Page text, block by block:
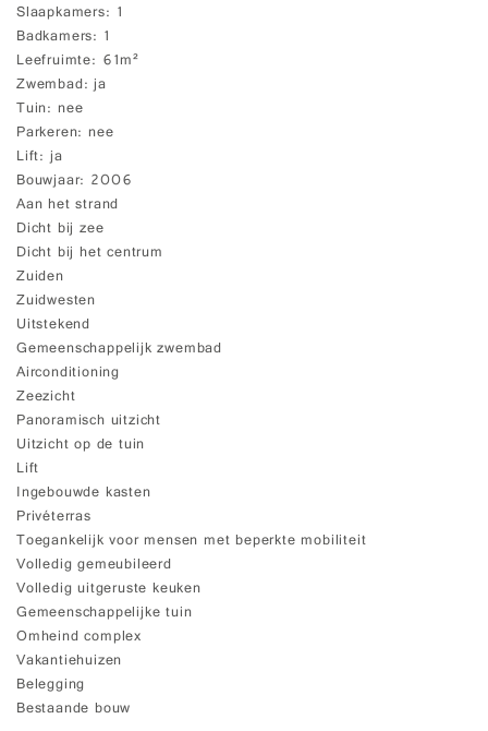
Slaapkamers 1
Badkamers 1
Leefruimte 61m²
Zwembad ja
Tuin nee
Parkeren nee
Lift ja
Bouwjaar 2006
Aan het strand
Dicht bij zee
Dicht bij het centrum
Zuiden
Zuidwesten
Uitstekend
Gemeenschappelijk zwembad
Airconditioning
Zeezicht
Panoramisch uitzicht
Uitzicht op de tuin
Lift
Ingebouwde kasten
Privéterras
Toegankelijk voor mensen met beperkte mobiliteit
Volledig gemeubileerd
Volledig uitgeruste keuken
Gemeenschappelijke tuin
Omheind complex
Vakantiehuizen
Belegging
Bestaande bouw